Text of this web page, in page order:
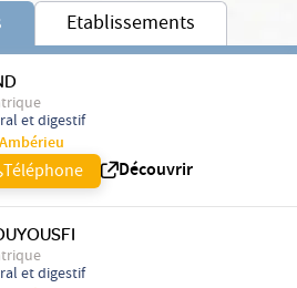
Etablissements
et digestif
Téléphone Découvrir
et digestif